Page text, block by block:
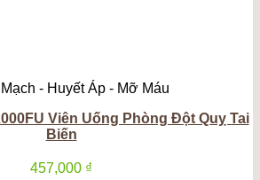
- Huyết Áp - Mỡ Máu
Viên Uống Phòng Đột Quỵ Tai
Biến
457,000 ₫